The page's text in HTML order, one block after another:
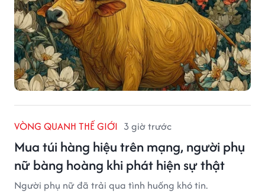
VÒNG QUANH THẾ GIỚI 3 giờ trước
Mua túi hàng hiệu trên mạng, người phụ
nữ bàng hoàng khi phát hiện sự thật
Người phụ nữ đã trải qua tình huống khó tin.